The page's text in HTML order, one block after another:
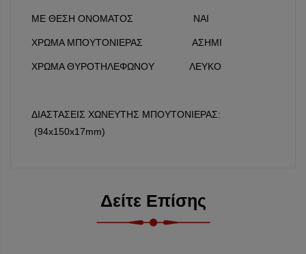
ΜΕ ΘΕΣΗ ΟΝΟΜΑΤΟΣ ΝΑΙ
ΧΡΩΜΑ ΜΠΟΥΤΟΝΙΕΡΑΣ ΑΣΗΜΙ
ΧΡΩΜΑ ΘΥΡΟΤΗΛΕΦΩΝΟΥ ΛΕΥΚΟ
ΔΙΑΣΤΑΣΕΙΣ ΧΩΝΕΥΤΗΣ ΜΠΟΥΤΟΝΙΕΡΑΣ:
(94x150x17mm)
Δείτε Επίσης